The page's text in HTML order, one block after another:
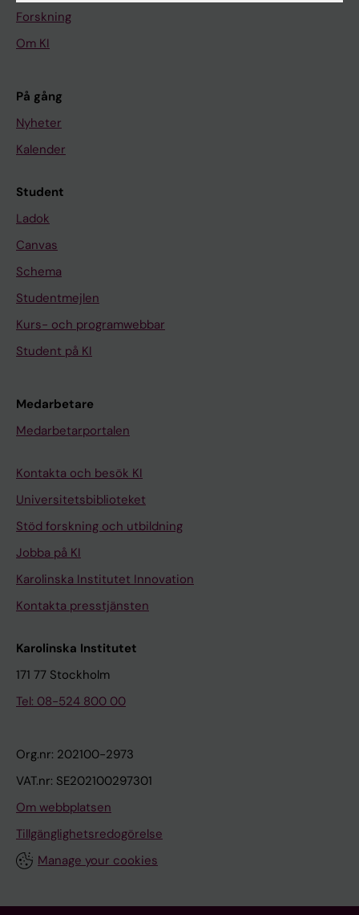
Forskning
Om KI
På gång
Nyheter
Kalender
Student
Ladok
Canvas
Schema
Studentmejlen
Kurs- och programwebbar
Student på KI
Medarbetare
Medarbetarportalen
Kontakta och besök KI
Universitetsbiblioteket
Stöd forskning och utbildning
Jobba på KI
Karolinska Institutet Innovation
Kontakta presstjänsten
Karolinska Institutet
171 77 Stockholm
Tel: 08-524 800 00
Org.nr: 202100-2973
VAT.nr: SE202100297301
Om webbplatsen
Tillgänglighetsredogörelse
Manage your cookies